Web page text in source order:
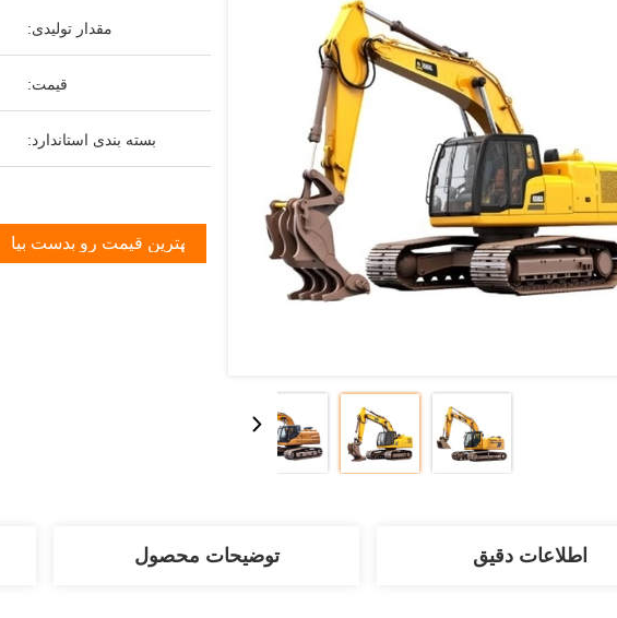
مقدار تولیدی:
قیمت:
بسته بندی استاندارد:
بهترین قیمت رو بدست بیار
اطلاعات دقیق توضیحات محصول